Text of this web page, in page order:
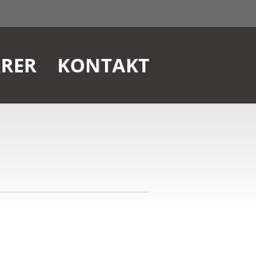
KONTAKT